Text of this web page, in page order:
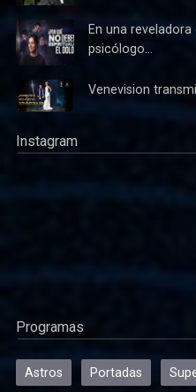
En una
psicólogo...
Venevision
Instagram
Programas
Astros Portadas